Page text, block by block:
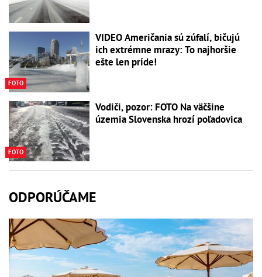
FOTO
VIDEO Američania sú zúfalí, bičujú
ich extrémne mrazy: To najhoršie
ešte len príde!
FOTO
Vodiči, pozor: FOTO Na väčšine
územia Slovenska hrozí poľadovica
ODPORÚČAME